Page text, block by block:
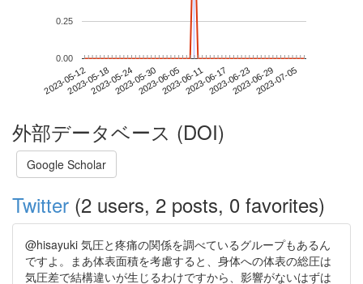
2023-05-122023-05-182023-05-242023-05-302023-06-052023-06-112023-06-172023-06-232023-06-292023-07-05
0.00
0.25
外部データベース (DOI)
Google Scholar
Twitter (2 users, 2 posts, 0 favorites)
@hisayuki 気圧と疼痛の関係を調べているグループもあるん
ですよ。まあ体表面積を考慮すると、身体への体表の総圧は
気圧差で結構違いが生じるわけですから、影響がないはずは